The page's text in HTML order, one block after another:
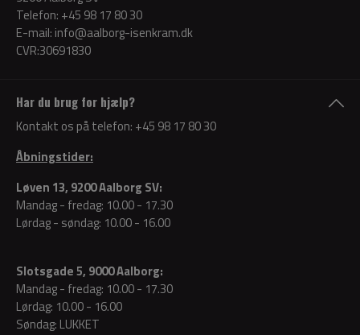
Har du brug for hjælp?
Kontakt os på telefon: +45 98 17 80 30
Åbningstider:
Løven 13, 9200 Aalborg SV:
Mandag - fredag: 10.00 - 17.30
Lørdag - søndag: 10.00 - 16.00
Slotsgade 5, 9000 Aalborg:
Mandag - fredag: 10.00 - 17.30
Lørdag: 10.00 - 16.00
Søndag: LUKKET
Telefon: +45 98 17 80 30
E-mail: info@aalborg-isenkram.dk
CVR:30691830